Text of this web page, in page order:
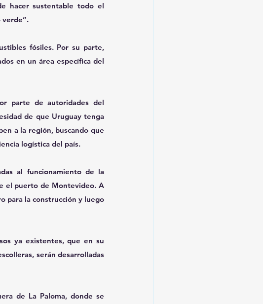
hacer sustentable todo el
verde”.
fósiles. Por su parte,
en un área específica del
parte de autoridades del
de que Uruguay tenga
a la región, buscando que
logística del país.
al funcionamiento de la
el puerto de Montevideo. A
para la construcción y luego
ya existentes, que en su
serán desarrolladas
de La Paloma, donde se